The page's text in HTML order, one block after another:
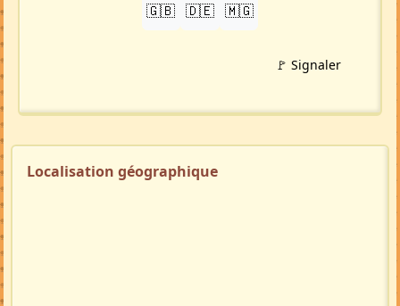
🇬🇧 🇩🇪 🇲🇬
🚩 Signaler
Localisation géographique